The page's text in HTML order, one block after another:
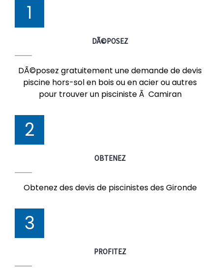
1
DÃ©POSEZ
DÃ©posez gratuitement une demande de devis
piscine hors-sol en bois ou en acier ou autres
pour trouver un pisciniste Ã Camiran
2
OBTENEZ
Obtenez des devis de piscinistes des Gironde
3
PROFITEZ